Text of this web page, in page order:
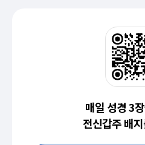
매일 성경 3
전신갑주 배